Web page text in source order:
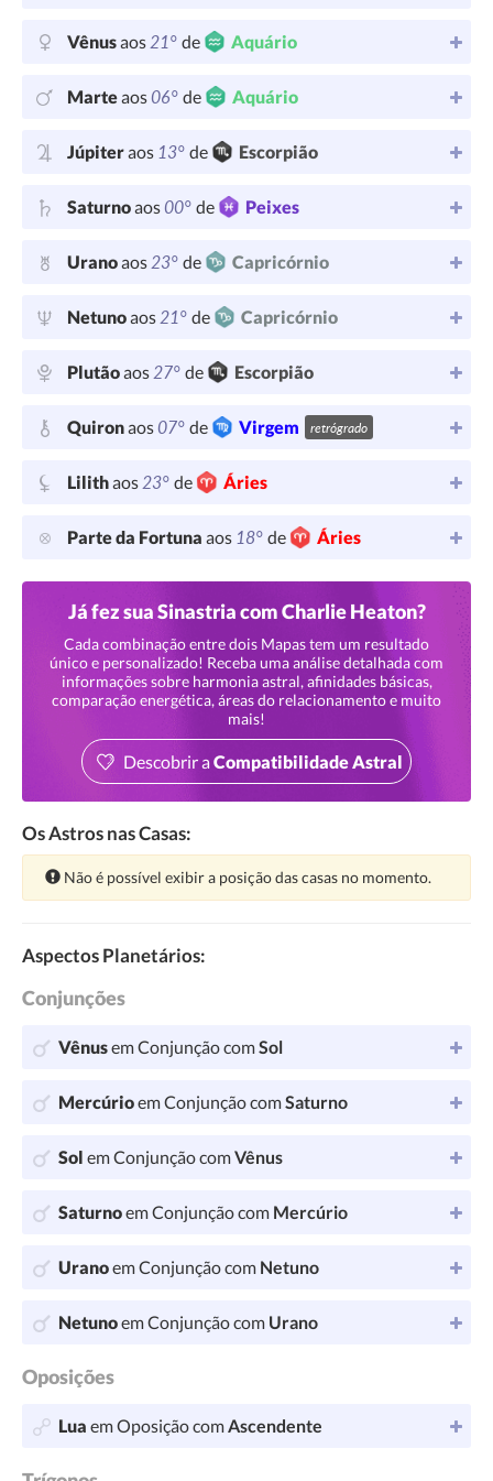
Vênusaos21° de Aquário
Marteaos06° de Aquário
Júpiteraos 13° de Escorpião
Saturnoaos00° de Peixes
Uranoaos23° de Capricórnio
Netunoaos21° de Capricórnio
Plutãoaos27° de Escorpião
Quironaos07° de Virgem retrógrado
Lilithaos23° de Áries
Parte da Fortuna aos 18° de Áries
Já fez sua Sinastria com Charlie Heaton?
Cada combinação entre dois Mapas tem um resultado
único e personalizado! Receba uma análise detalhada com
informações sobre harmonia astral, afinidades básicas,
comparação energética, áreas do relacionamento e muito
mais!
Descobrir aCompatibilidade Astral
Os Astros nas Casas:
Atenção:
Não é possível exibir a posição das casas no momento.
Aspectos Planetários:
Conjunções
Vênusem Conjunção comSol
Mercúrioem Conjunção comSaturno
Sol em Conjunção comVênus
Saturnoem Conjunção com Mercúrio
Uranoem Conjunção com Netuno
Netunoem Conjunção com Urano
Oposições
Lua em Oposição comAscendente